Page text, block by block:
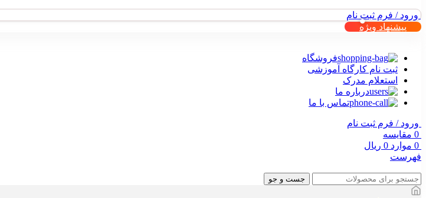
ورود / فرم ثبت نام
پیشنهاد ویژه
فروشگاه
ثبت نام کارگاه آموزشی
استعلام مدرک
درباره ما
تماس با ما
ورود / فرم ثبت نام
0 مقایسه
0 موارد 0 ریال
فهرست
جست و جو